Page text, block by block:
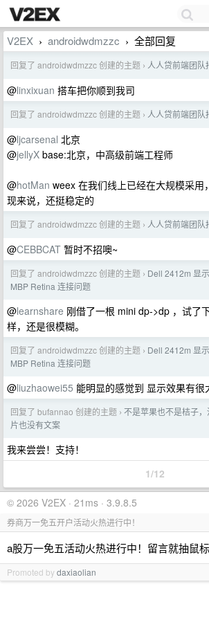
V2EX › androidwdmzzc › 全部回复
回复了 androidwdmzzc 创建的主题 › 人人贷前端团队
@linxixuan 搭车把你顺到我司
回复了 androidwdmzzc 创建的主题 › 人人贷前端团队
@ljcarsenal 北京
@jellyX base:北京，中高级前端工程师
@hotMan weex 在我们线上已经在大规模采用
现来说，还挺稳定的
回复了 androidwdmzzc 创建的主题 › 人人贷前端团队
@CEBBCAT 暂时不招噢~
回复了 androidwdmzzc 创建的主题 › Dell 2412m 显
MBP Retina 连接问题
@learnshare 刚借了一根 mini dp->dp ，试了
样，还是很模糊。
回复了 androidwdmzzc 创建的主题 › Dell 2412m 显
MBP Retina 连接问题
@liuzhaowei55 能明显的感觉到 显示效果有很
回复了 bufannao 创建的主题 › 不是苹果也不是桔子，
片也没有文案
我来尝尝！支持！
1/12
© 2026 V2EX · 21ms · 3.9.8.5
券商万一免五开户活动火热进行中！
a股万一免五活动火热进行中！留言就抽鼠标
Promoted bydaxiaolian